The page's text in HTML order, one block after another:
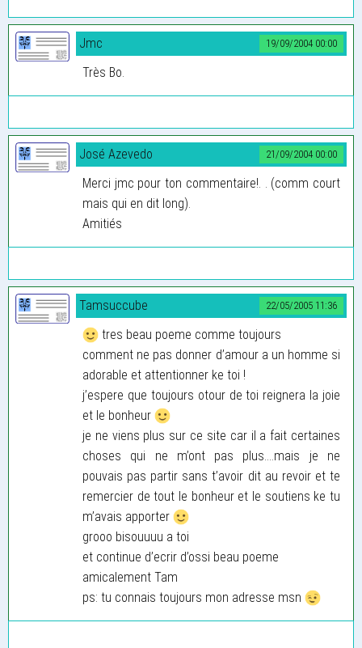
19/09/2004 00:00
Jmc
Très Bo.
21/09/2004 00:00
José Azevedo
Merci jmc pour ton commentaire!. . (comm court
mais qui en dit long).
Amitiés
22/05/2005 11:36
Tamsuccube
tres beau poeme comme toujours
comment ne pas donner d’amour a un homme si
adorable et attentionner ke toi !
j’espere que toujours otour de toi reignera la joie
et le bonheur
je ne viens plus sur ce site car il a fait certaines
choses qui ne m’ont pas plus....mais je ne
pouvais pas partir sans t’avoir dit au revoir et te
remercier de tout le bonheur et le soutiens ke tu
m’avais apporter
grooo bisouuuu a toi
et continue d’ecrir d’ossi beau poeme
amicalement Tam
ps: tu connais toujours mon adresse msn